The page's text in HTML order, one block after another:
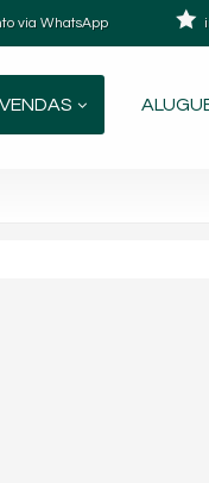
via WhatsApp
VENDAS